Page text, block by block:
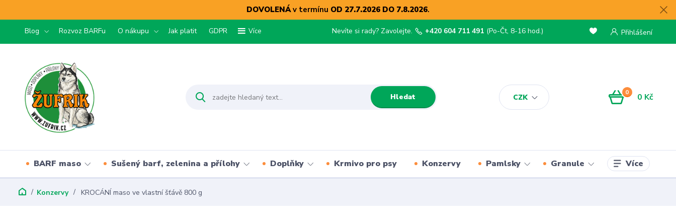
DOVOLENÁv termínu OD 27.7.2026 DO 7.8.2026.
Blog Rozvoz BARFu O nákupu Jak platit GDPR Více
CZK
Přihlášení
Hledat
Nevíte si rady? Zavolejte. +420 604 711 491 (Po-Čt, 8-16 hod.)
0 0 Kč
BARF maso Sušený barf, zelenina a přílohy Doplňky Krmivo pro psy Konzervy Pamlsky Granule Více
Konzervy KROCÁNÍ maso ve vlastní šťávě 800 g